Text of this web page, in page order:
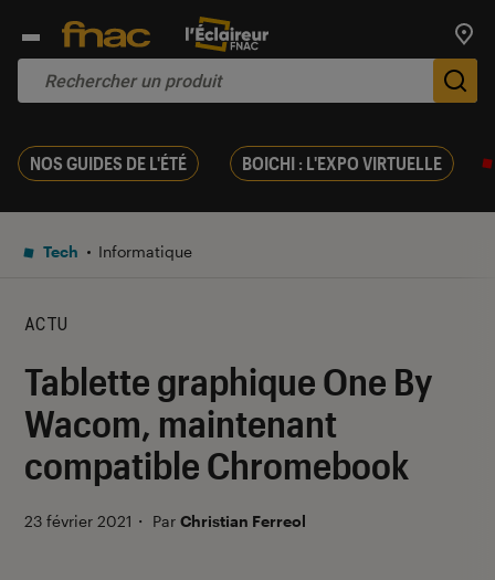
NOS GUIDES DE L'ÉTÉ BOICHI : L'EXPO VIRTUELLE
Tech Informatique
ACTU
Tablette graphique One By
Wacom, maintenant
compatible Chromebook
23 février 2021 ・ Par Christian Ferreol